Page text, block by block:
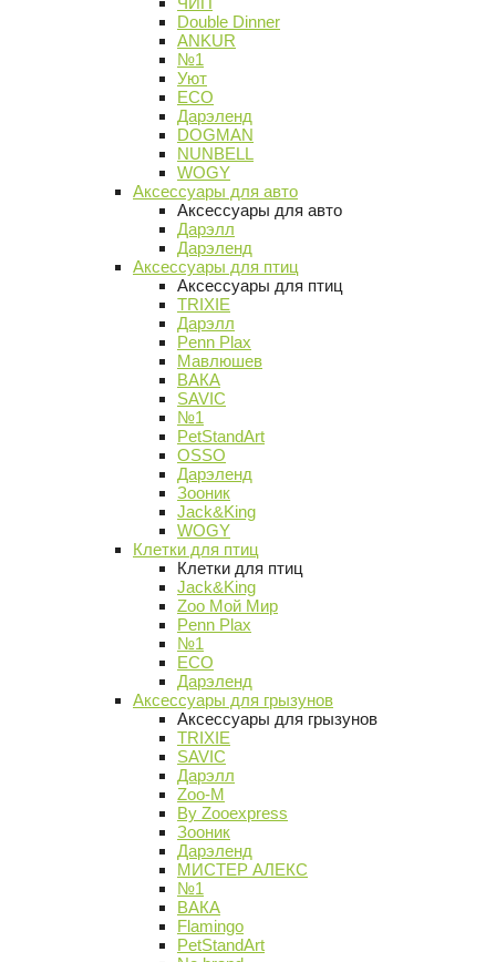
Double Dinner
ANKUR
№1
Уют
ECO
Дарэленд
DOGMAN
NUNBELL
WOGY
Аксессуары для авто
Аксессуары для авто
Дарэлл
Дарэленд
Аксессуары для птиц
Аксессуары для птиц
TRIXIE
Дарэлл
Penn Plax
Мавлюшев
ВАКА
SAVIC
№1
PetStandArt
OSSO
Дарэленд
Зооник
Jack&King
WOGY
Клетки для птиц
Клетки для птиц
Jack&King
Zoo Мой Мир
Penn Plax
№1
ECO
Дарэленд
Аксессуары для грызунов
Аксессуары для грызунов
TRIXIE
SAVIC
Дарэлл
Zoo-M
By Zooexpress
Зооник
Дарэленд
МИСТЕР АЛЕКС
№1
ВАКА
Flamingo
PetStandArt